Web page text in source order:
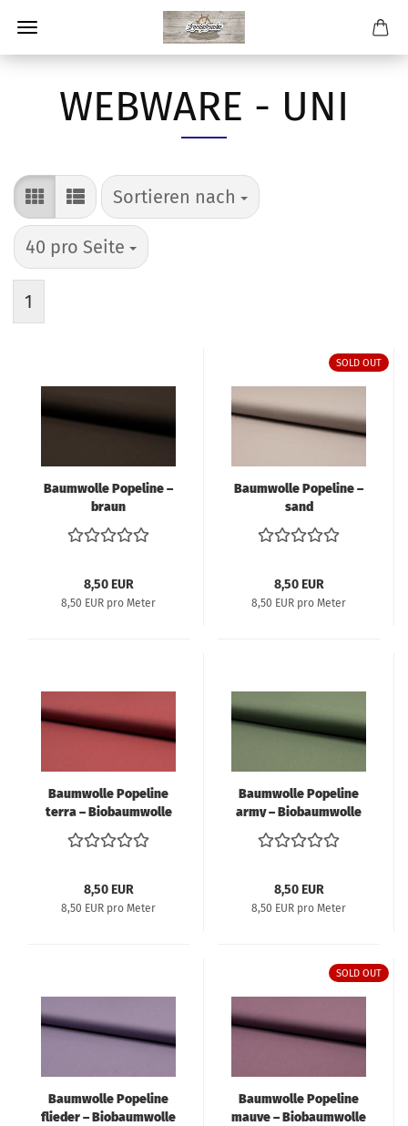
WEBWARE - UNI
Sortieren nach
Sortieren nach
40 pro Seite
pro Seite
1
Baumwolle Popeline –
braun
8,50 EUR
8,50 EUR pro Meter
SOLD OUT
Baumwolle Popeline –
sand
8,50 EUR
8,50 EUR pro Meter
Baumwolle Popeline
terra – Biobaumwolle
8,50 EUR
8,50 EUR pro Meter
Baumwolle Popeline
army – Biobaumwolle
8,50 EUR
8,50 EUR pro Meter
Baumwolle Popeline
flieder – Biobaumwolle
SOLD OUT
Baumwolle Popeline
mauve – Biobaumwolle